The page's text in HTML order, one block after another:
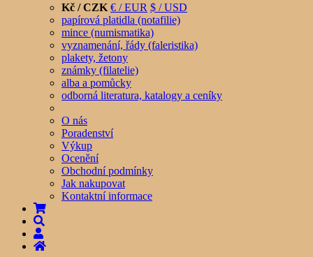
Kč / CZK € / EUR $ / USD
papírová platidla (notafilie)
mince (numismatika)
vyznamenání, řády (faleristika)
plakety, žetony
známky (filatelie)
alba a pomůcky
odborná literatura, katalogy a ceníky
O nás
Poradenství
Výkup
Ocenění
Obchodní podmínky
Jak nakupovat
Kontaktní informace